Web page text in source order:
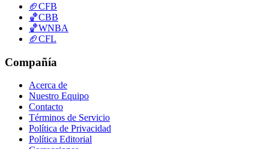
🏈CFB
🏀CBB
🏀WNBA
🏈CFL
Compañía
Acerca de
Nuestro Equipo
Contacto
Términos de Servicio
Política de Privacidad
Política Editorial